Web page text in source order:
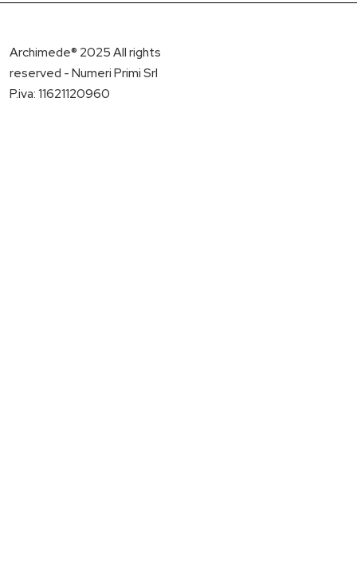
Archimede® 2025 All rights
reserved - Numeri Primi Srl
P.iva: 11621120960